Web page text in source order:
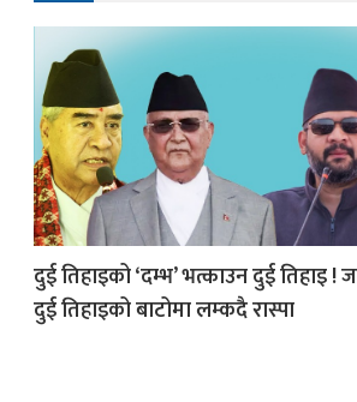
समाचार
दुई तिहाइको ‘दम्भ’ भत्काउन दुई तिहाइ !
दुई तिहाइको बाटोमा लम्कदै रास्पा